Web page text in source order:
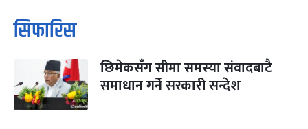
१
आइत
कार्तिक सङ्क्रान्ति
कार्तिक १, २०८३
३
मंगल
महानवमी
कार्तिक ३, २०८३-Oct 20, 2026
२ महिना बाँकी
४
सिफारिस
छिमेकसँग सीमा समस्या संवादबाटै
समाधान गर्ने सरकारी सन्देश